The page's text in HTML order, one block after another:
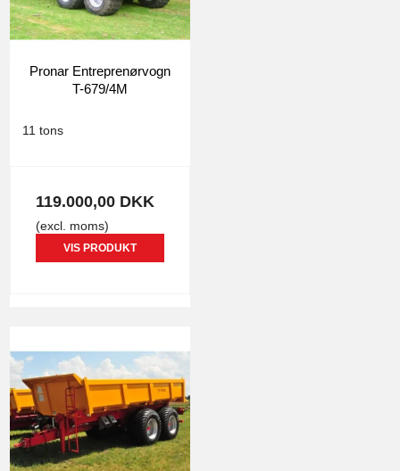
Pronar Entreprenørvogn
T-679/4M
11 tons
119.000,00 DKK
(excl. moms)
VIS PRODUKT